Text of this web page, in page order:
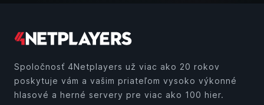
Spoločnosť 4Netplayers už viac ako 20 rokov
poskytuje vám a vašim priateľom vysoko výkonné
hlasové a herné servery pre viac ako 100 hier.